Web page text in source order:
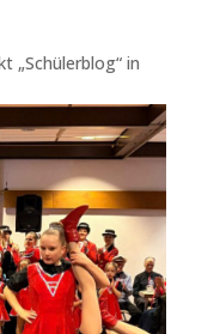
„Schülerblog“ in